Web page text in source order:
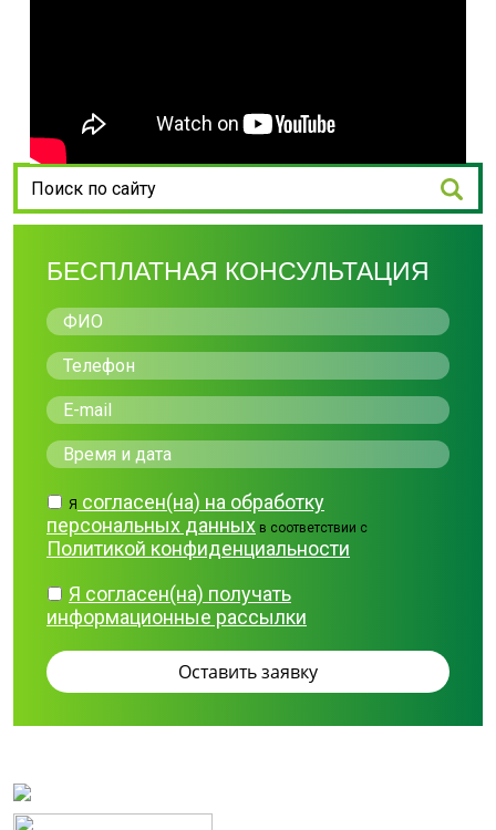
БЕСПЛАТНАЯ КОНСУЛЬТАЦИЯ
Я согласен(на) на обработку
персональных данных в соответствии с
Политикой конфиденциальности
Я согласен(на) получать
информационные рассылки